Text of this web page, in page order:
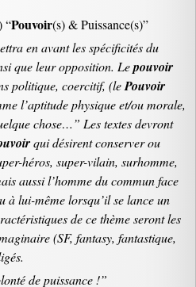
“Pouvoir(s) & Puissance(s)”
en avant les spécificités du
que leuropposition. Lepouvoir
politique, coercitif, (lePouvoir
l’aptitude physique et/ou morale,
chose…” Les textes devront
qui désirent conserver ou
héros, super-vilain, surhomme,
aussi l’homme du commun face
à lui-même lorsqu’il se lance un
de ce thème seront les
(SF, fantasy, fantastique,
de puissance !”